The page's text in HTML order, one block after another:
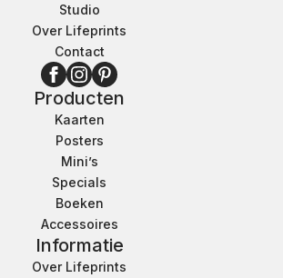
Studio
Over Lifeprints
Contact
Producten
Kaarten
Posters
Mini’s
Specials
Boeken
Accessoires
Informatie
Over Lifeprints